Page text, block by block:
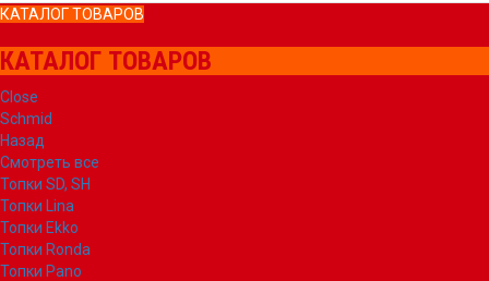
КАТАЛОГ ТОВАРОВ
КАТАЛОГ ТОВАРОВ
Close
Schmid
Назад
Смотреть все
Топки SD, SH
Топки Lina
Топки Ekko
Топки Ronda
Топки Pano